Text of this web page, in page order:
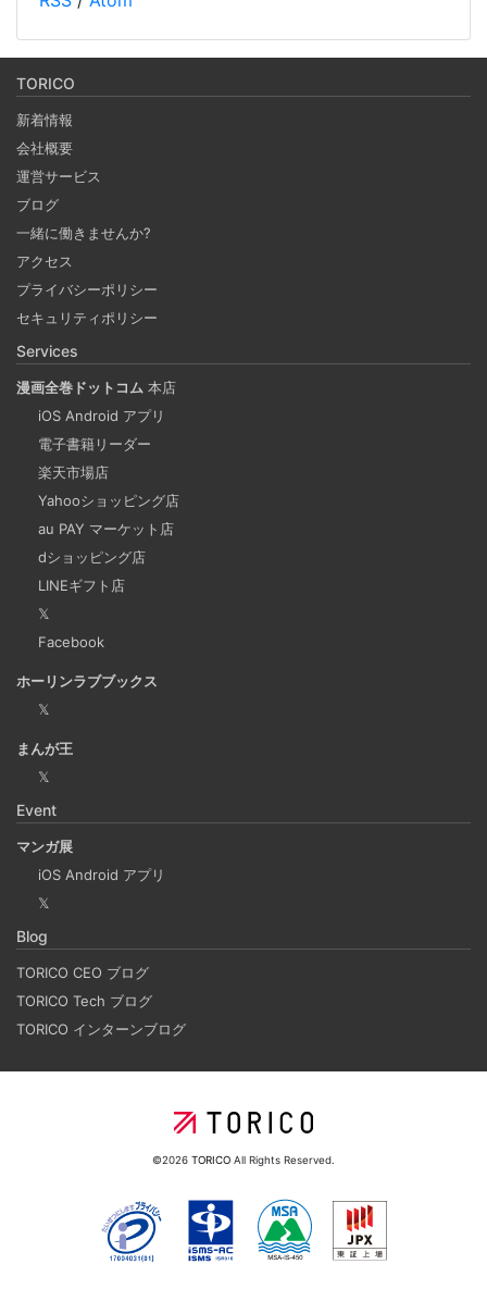
会カリキュラム） 自分の PC 上で RAG のシステムを構築し
ます。
Notionを本の管理に使ってみる
ブラウザがあればどこでもつかえるNotion。 テンプレート
で何でもできるNotionで購入した本、これから発売する本
の管理をしてみる。 Notion APIを使えば自作アプリとの連
携も可能に！？
重複コンテンツは味方ではない
2024-09-25
検索エンジンの上位にサイト情報が表示されるということ
は多くの人に見てもらえる最高の宣伝です。SEO評価を下
げてしまう重複コンテンツを軽減することも重要な課題の
一つだといえます。
Microsoftの法人向けプランを導入した
2025年上半期は個人アカウントからMicrosoft法人アカウン
トの個人アカウントに切り替えました。
ボードみたいなのを作るチュートリアル
2024-09-17
Django Channels の機能を使って、簡易的な複数人お絵か
きアプリを作るチュートリアルです。(社内勉強会カリキュ
ラム） 他のクライアントの操作を、WebSocket を使って
のようなものを作ります。
し、更新するバッチ処理の中で、LIMIT OFFSET を使って
1000件程度づつループする時、処理内容によっては全件走
査されずに漏れが発生する場合があります。その内容の説
明と解決方法を書いています。
TORICO
新着情報
会社概要
運営サービス
ブログ
一緒に働きませんか?
アクセス
プライバシーポリシー
セキュリティポリシー
Services
漫画全巻ドットコム 本店
iOS Android アプリ
電子書籍リーダー
楽天市場店
Yahooショッピング店
au PAY マーケット店
dショッピング店
LINEギフト店
𝕏
Facebook
ホーリンラブブックス
𝕏
まんが王
𝕏
Event
マンガ展
iOS Android アプリ
𝕏
Blog
TORICO CEO ブログ
TORICO Tech ブログ
TORICO インターンブログ
©2026 TORICO All Rights Reserved.